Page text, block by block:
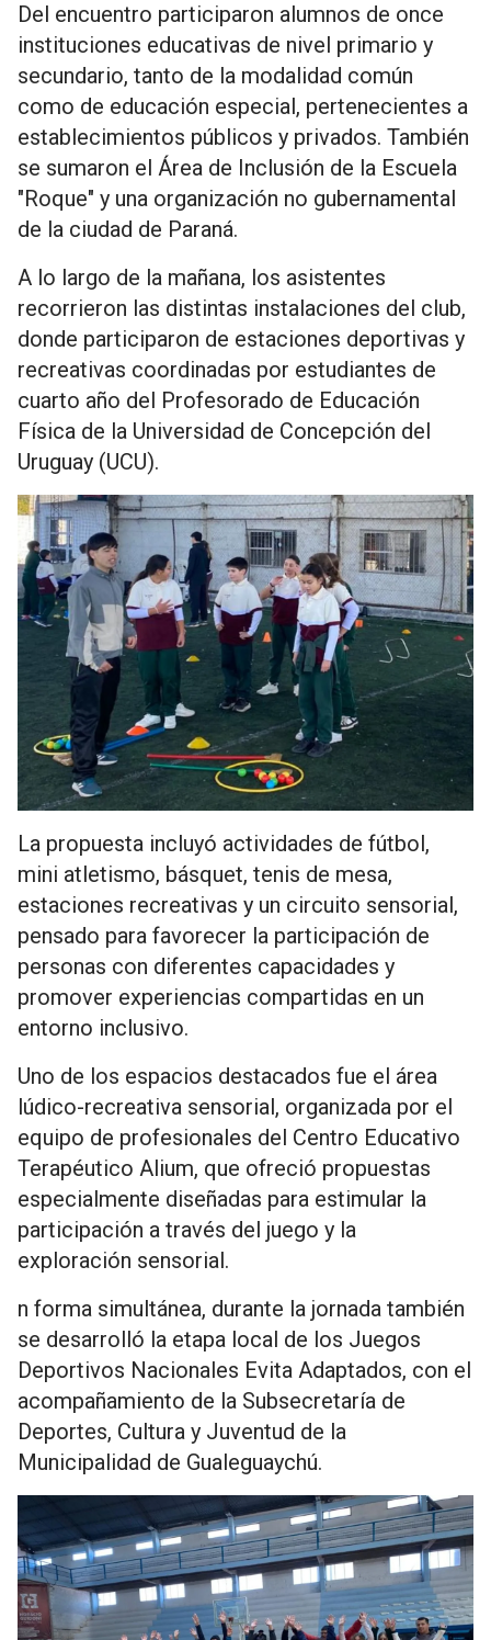
Del encuentro participaron alumnos de once
instituciones educativas de nivel primario y
secundario, tanto de la modalidad común
como de educación especial, pertenecientes a
establecimientos públicos y privados. También
se sumaron el Área de Inclusión de la Escuela
"Roque" y una organización no gubernamental
de la ciudad de Paraná.
A lo largo de la mañana, los asistentes
recorrieron las distintas instalaciones del club,
donde participaron de estaciones deportivas y
recreativas coordinadas por estudiantes de
cuarto año del Profesorado de Educación
Física de la Universidad de Concepción del
Uruguay (UCU).
La propuesta incluyó actividades de fútbol,
mini atletismo, básquet, tenis de mesa,
estaciones recreativas y un circuito sensorial,
pensado para favorecer la participación de
personas con diferentes capacidades y
promover experiencias compartidas en un
entorno inclusivo.
Uno de los espacios destacados fue el área
lúdico-recreativa sensorial, organizada por el
equipo de profesionales del Centro Educativo
Terapéutico Alium, que ofreció propuestas
especialmente diseñadas para estimular la
participación a través del juego y la
exploración sensorial.
n forma simultánea, durante la jornada también
se desarrolló la etapa local de los Juegos
Deportivos Nacionales Evita Adaptados, con el
acompañamiento de la Subsecretaría de
Deportes, Cultura y Juventud de la
Municipalidad de Gualeguaychú.